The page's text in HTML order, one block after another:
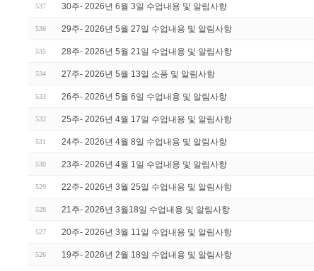
537 30주- 2026년 6월 3일 수업내용 및 알림사항
536 29주- 2026년 5월 27일 수업내용 및 알림사항
535 28주- 2026년 5월 21일 수업내용 및 알림사항
534 27주- 2026년 5월 13일 소풍 및 알림사항
533 26주- 2026년 5월 6일 수업내용 및 알림사항
532 25주- 2026년 4월 17일 수업내용 및 알림사항
531 24주- 2026년 4월 8일 수업내용 및 알림사항
530 23주- 2026년 4월 1일 수업내용 및 알림사항
529 22주- 2026년 3월 25일 수업내용 및 알림사항
528 21주- 2026년 3월18일 수업내용 및 알림사항
527 20주- 2026년 3월 11일 수업내용 및 알림사항
526 19주- 2026년 2월 18일 수업내용 및 알림사항